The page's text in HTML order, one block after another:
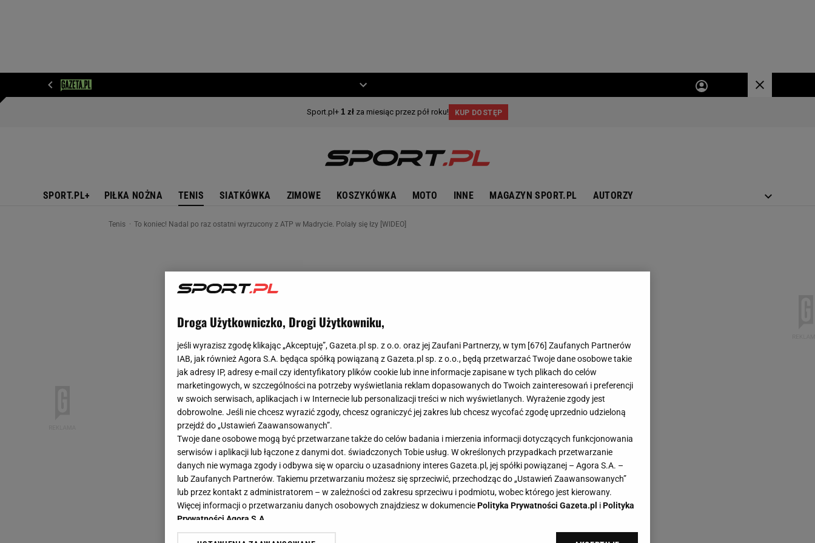
SPORT.PL+ PIŁKA NOŻNA TENIS SIATKÓWKA ZIMOWE KOSZYKÓWKA MOTO INNE MAGAZYN SPORT.PL AUTORZY
Tenis To koniec! Nadal po raz ostatni wyrzucony z ATP w Madrycie. Polały się łzy [WIDEO]
Droga Użytkowniczko, Drogi Użytkowniku,
jeśli wyrazisz zgodę klikając „Akceptuję”, Gazeta.pl sp. z o.o. oraz jej Zaufani Partnerzy, w tym [676] Zaufanych Partnerów
IAB, jak również Agora S.A. będąca spółką powiązaną z Gazeta.pl sp. z o.o., będą przetwarzać Twoje dane osobowe takie
jak adresy IP, adresy e-mail czy identyfikatory plików cookie lub inne informacje zapisane w tych plikach do celów
marketingowych, w szczególności na potrzeby wyświetlania reklam dopasowanych do Twoich zainteresowań i preferencji
w swoich serwisach, aplikacjach i w Internecie lub personalizacji treści w nich wyświetlanych. Wyrażenie zgody jest
dobrowolne. Jeśli nie chcesz wyrazić zgody, chcesz ograniczyć jej zakres lub chcesz wycofać zgodę uprzednio udzieloną
przejdź do „Ustawień Zaawansowanych”.
Twoje dane osobowe mogą być przetwarzane także do celów badania i mierzenia informacji dotyczących funkcjonowania
serwisów i aplikacji lub łączone z danymi dot. świadczonych Tobie usług. W określonych przypadkach przetwarzanie
danych nie wymaga zgody i odbywa się w oparciu o uzasadniony interes Gazeta.pl, jej spółki powiązanej – Agora S.A. –
lub Zaufanych Partnerów. Takiemu przetwarzaniu możesz się sprzeciwić, przechodząc do „Ustawień Zaawansowanych”
lub przez kontakt z administratorem – w zależności od zakresu sprzeciwu i podmiotu, wobec którego jest kierowany.
Więcej informacji o przetwarzaniu danych osobowych znajdziesz w dokumenciePolityka Prywatności Gazeta.pl iPolityka
Prywatności Agora S.A.